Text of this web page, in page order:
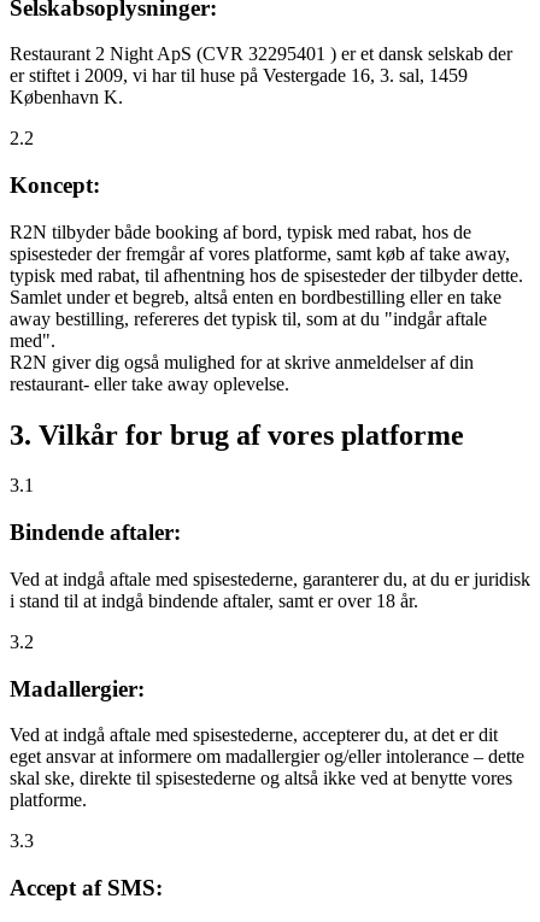
Selskabsoplysninger:
Restaurant 2 Night ApS (CVR 32295401 ) er et dansk selskab der
er stiftet i 2009, vi har til huse på Vestergade 16, 3. sal, 1459
København K.
2.2
Koncept:
R2N tilbyder både booking af bord, typisk med rabat, hos de
spisesteder der fremgår af vores platforme, samt køb af take away,
typisk med rabat, til afhentning hos de spisesteder der tilbyder dette.
Samlet under et begreb, altså enten en bordbestilling eller en take
away bestilling, refereres det typisk til, som at du "indgår aftale
med".
R2N giver dig også mulighed for at skrive anmeldelser af din
restaurant- eller take away oplevelse.
3. Vilkår for brug af vores platforme
3.1
Bindende aftaler:
Ved at indgå aftale med spisestederne, garanterer du, at du er juridisk
i stand til at indgå bindende aftaler, samt er over 18 år.
3.2
Madallergier:
Ved at indgå aftale med spisestederne, accepterer du, at det er dit
eget ansvar at informere om madallergier og/eller intolerance – dette
skal ske, direkte til spisestederne og altså ikke ved at benytte vores
platforme.
3.3
Accept af SMS: